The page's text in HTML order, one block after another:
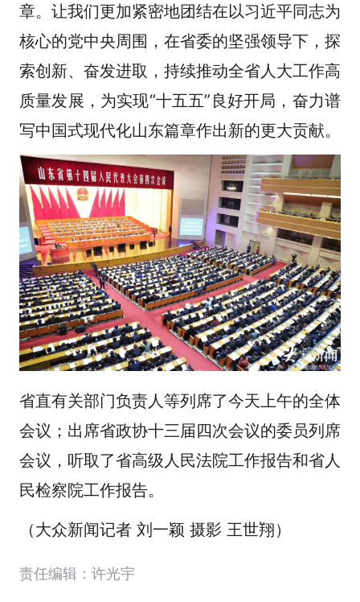
章。让我们更加紧密地团结在以习近平同志为
核心的党中央周围，在省委的坚强领导下，探
索创新、奋发进取，持续推动全省人大工作高
质量发展，为实现“十五五”良好开局，奋力谱
写中国式现代化山东篇章作出新的更大贡献。
省直有关部门负责人等列席了今天上午的全体
会议；出席省政协十三届四次会议的委员列席
会议，听取了省高级人民法院工作报告和省人
民检察院工作报告。
（大众新闻记者 刘一颖 摄影 王世翔）
责任编辑：许光宇